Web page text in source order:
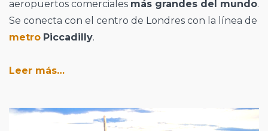
aeropuertos comerciales más grandes del mundo.
Se conecta con el centro de Londres con la línea de
metro Piccadilly.
Leer más…